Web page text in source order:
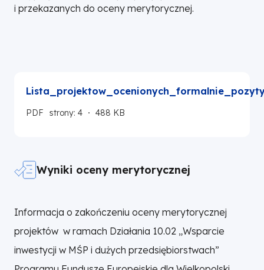
i przekazanych do oceny merytorycznej.
PDF strony: 4 488 KB
Wyniki oceny merytorycznej
Informacja o zakończeniu oceny merytorycznej
projektów w ramach Działania 10.02 „Wsparcie
inwestycji w MŚP i dużych przedsiębiorstwach”